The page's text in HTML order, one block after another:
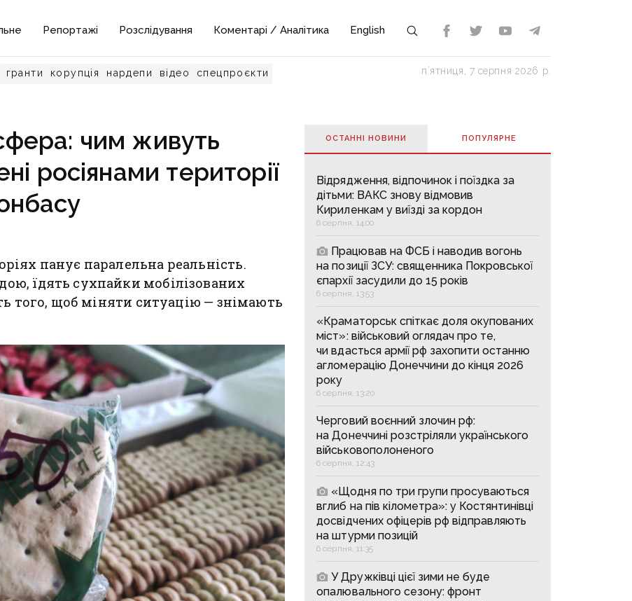
Репортажі Розслідування Коментарі / Аналітика English
гранти корупція нардепи відео спецпроєкти пʼятниця, 7 серпня 2026 р.
чим живуть
росіянами території
панує паралельна реальність.
їдять сухпайки мобілізованих
того, щоб міняти ситуацію — знімають
ОСТАННІ НОВИНИ ПОПУЛЯРНE
Відрядження, відпочинок і поїздка за
дітьми: ВАКС знову відмовив
Кириленкам у виїзді за кордон
6 серпня, 14:00
Працював на ФСБ і наводив вогонь
на позиції ЗСУ: священника Покровської
єпархії засудили до 15 років
6 серпня, 13:53
«Краматорськ спіткає доля окупованих
міст»: військовий оглядач про те,
чи вдасться армії рф захопити останню
агломерацію Донеччини до кінця 2026
року
6 серпня, 13:20
Черговий воєнний злочин рф:
на Донеччині розстріляли українського
військовополоненого
6 серпня, 12:43
«Щодня по три групи просуваються
вглиб на пів кілометра»: у Костянтинівці
досвідчених офіцерів рф відправляють
на штурми позицій
6 серпня, 11:35
У Дружківці цієї зими не буде
опалювального сезону: фронт